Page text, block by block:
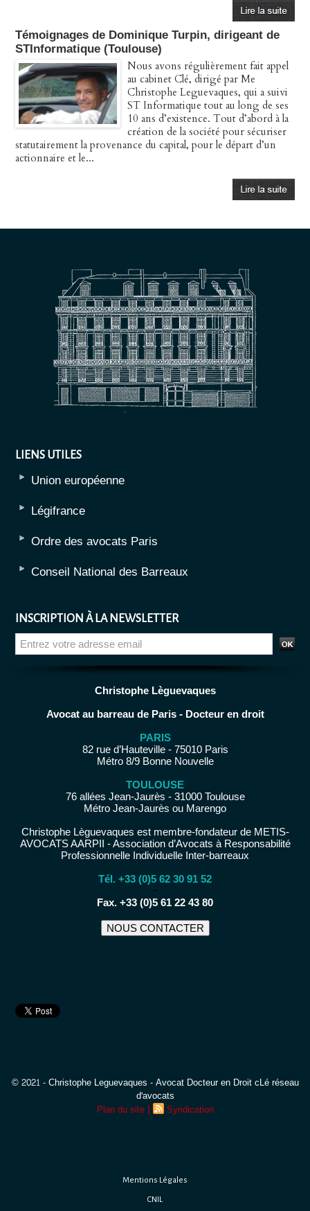
Témoignages de Dominique Turpin, dirigeant de
STInformatique (Toulouse)
Nous avons régulièrement fait appel
au cabinet Clé, dirigé par Me
Christophe Leguevaques, qui a suivi
ST Informatique tout au long de ses
10 ans d’existence. Tout d’abord à la
création de la société pour sécuriser
statutairement la provenance du capital, pour le départ d’un
actionnaire et le...
LIENS UTILES
Union européenne
Légifrance
Ordre des avocats Paris
Conseil National des Barreaux
INSCRIPTION À LA NEWSLETTER
Christophe Lèguevaques
Avocat au barreau de Paris - Docteur en droit
PARIS
82 rue d’Hauteville - 75010 Paris
Métro 8/9 Bonne Nouvelle
TOULOUSE
76 allées Jean-Jaurès - 31000 Toulouse
Métro Jean-Jaurès ou Marengo
Christophe Lèguevaques est membre-fondateur de METIS-
AVOCATS AARPII - Association d’Avocats à Responsabilité
Professionnelle Individuelle Inter-barreaux
Tél. +33 (0)5 62 30 91 52
−
Fax. +33 (0)5 61 22 43 80
NOUS CONTACTER
© 2021 - Christophe Leguevaques - Avocat Docteur en Droit cLé réseau
d'avocats
Plan du site | Syndication
Mentions Légales
CNIL